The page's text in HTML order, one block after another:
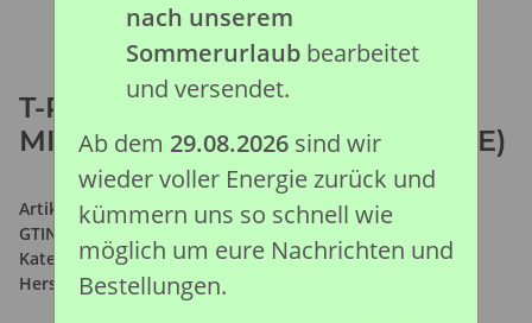
T-REX - BRÜLLEND GEFIEDERT
MIT BEW. KIEFER - 1:40 (DELUXE)
Artikelnummer:88838
GTIN:
Kategorie:Prähistorische Kollektion
Hersteller: Collecta Global Limited
nach unserem
Sommerurlaubbearbeitet
und versendet.
Ab dem 29.08.2026sind wir
wieder voller Energie zurück und
kümmern uns so schnell wie
möglich um eure Nachrichten und
Bestellungen.